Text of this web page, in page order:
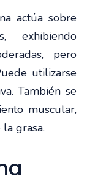
actúa sobre
exhibiendo
pero
utilizarse
También se
muscular,
grasa.